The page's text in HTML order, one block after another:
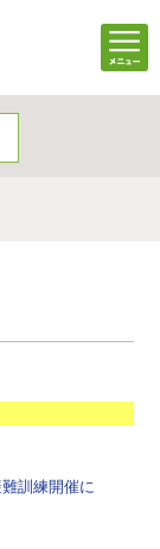
訓練開催に